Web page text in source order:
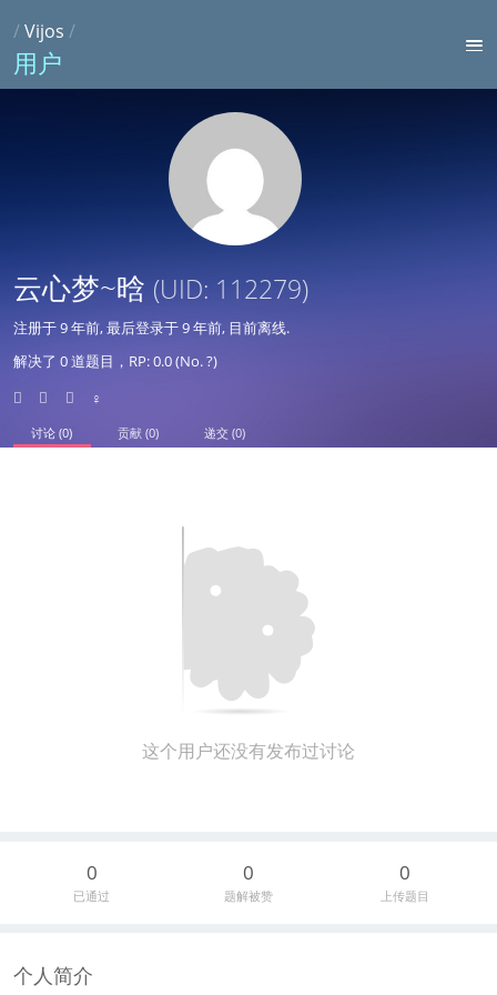
/Vijos /
用户
云心梦~晗 (UID: 112279)
注册于9 年前, 最后登录于9 年前, 目前离线.
解决了 0 道题目，RP: 0.0 (No. ?)
♀
讨论 (0) 贡献 (0) 递交 (0)
这个用户还没有发布过讨论
0
已通过
0
题解被赞
0
上传题目
个人简介